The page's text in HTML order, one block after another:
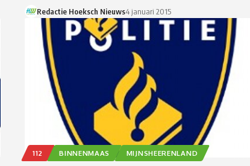
Redactie Hoeksch Nieuws4 januari 2015
112 BINNENMAAS MIJNSHEERENLAND